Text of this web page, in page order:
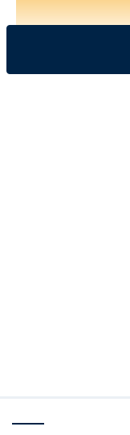
※本記事で紹介している